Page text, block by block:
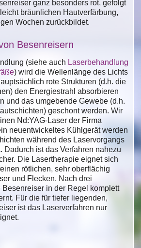
ganz besonders rot, gefolgt
bräunlichen Hautverfärbung,
Wochen zurückbildet.
Besenreisern
(siehe auch Laserbehandlung
) wird die Wellenlänge des Lichts
rote Strukturen (d.h. die
den Energiestrahl absorbieren
und das umgebende Gewebe (d.h.
geschont werden. Wir
Nd:YAG-Laser der Firma
neuentwickeltes Kühlgerät werden
während des Laservorgangs
Dadurch ist das Verfahren nahezu
Die Lasertherapie eignet sich
rötlichen, sehr oberflächig
und Flecken. Nach drei
in der Regel komplett
Für die für tiefer liegenden,
ist das Laserverfahren nur